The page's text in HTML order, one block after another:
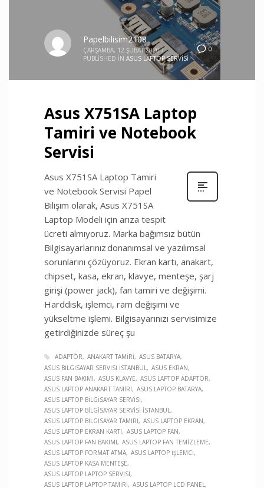
0
Papelbilisim2108
ÇARŞAMBA, 12 ŞUBAT 2020 /
PUBLISHED IN ASUS LAPTOP SERVISI
Asus X751SA Laptop
Tamiri ve Notebook
Servisi
Asus X751SA Laptop Tamiri
ve Notebook Servisi Papel
Bilişim olarak, Asus X751SA
Laptop Modeli için arıza tespit
ücreti almıyoruz. Marka bağımsız bütün
Bilgisayarlarınız donanımsal ve yazılımsal
sorunlarını çözüyoruz. Ekran kartı, anakart,
chipset, kasa, ekran, klavye, menteşe, şarj
girişi (power jack), fan tamiri ve değişimi.
Harddisk, işlemci, ram değişimi ve
yükseltme işlemi. Bilgisayarınızı servisimize
getirdiğinizde süreç şu
ADAPTÖR ANAKART TAMIRI
ASUS BATARYA
ASUS BILGISAYAR SERVISI İSTANBUL ASUS EKRAN
ASUS FAN BAKIMI
ASUS KLAVYE
ASUS LAPTOP ADAPTÖR
ASUS LAPTOP ANAKART TAMIRI
ASUS LAPTOP BATARYA
ASUS LAPTOP BILGISAYAR SERVISI
ASUS LAPTOP BILGISAYAR SERVISI İSTANBUL
ASUS LAPTOP BILGISAYAR TAMIRI
ASUS LAPTOP EKRAN
ASUS LAPTOP EKRAN KARTI
ASUS LAPTOP FAN
ASUS LAPTOP FAN BAKIMI
ASUS LAPTOP FAN TEMIZLEME
ASUS LAPTOP FORMAT ATMA ASUS LAPTOP İŞLEMCI
ASUS LAPTOP KASA MENTEŞE
ASUS LAPTOP LAPTOP SERVISI
ASUS LAPTOP LAPTOP TAMIRI
ASUS LAPTOP LCD PANEL